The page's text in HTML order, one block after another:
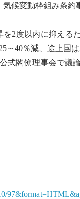
気候変動枠組み条約
2度以内に抑える
～40％減、途上国
式閣僚理事会で議